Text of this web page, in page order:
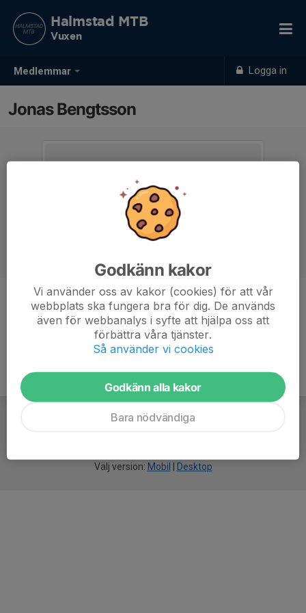
Medlemmar Logga in
Halmstad MTB
Vuxen
Jonas Bengtsson
Ålder 48 år
Välj version: Mobil Desktop
Godkänn kakor
Vi använder oss av kakor (cookies) för att vår
webbplats ska fungera bra för dig. De används
även för webbanalys i syfte att hjälpa oss att
förbättra våra tjänster.
Så använder vi cookies
Godkänn alla kakor
Bara nödvändiga